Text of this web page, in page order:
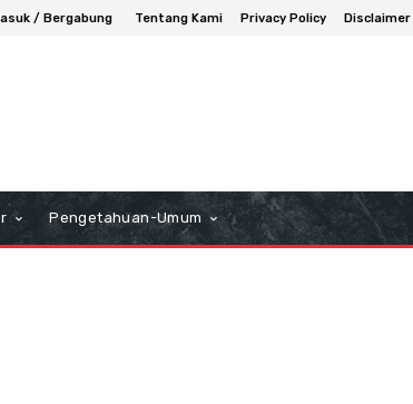
/ Bergabung Tentang Kami Privacy Policy Disclaimer
Pengetahuan-Umum